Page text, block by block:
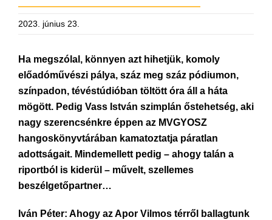
2023. június 23.
Ha megszólal, könnyen azt hihetjük, komoly
előadóművészi pálya, száz meg száz pódiumon,
színpadon, tévéstúdióban töltött óra áll a háta
mögött. Pedig Vass István szimplán őstehetség, aki
nagy szerencsénkre éppen az MVGYOSZ
hangoskönyvtárában kamatoztatja páratlan
adottságait. Mindemellett pedig – ahogy talán a
riportból is kiderül – művelt, szellemes
beszélgetőpartner…
Iván Péter: Ahogy az Apor Vilmos térről ballagtunk